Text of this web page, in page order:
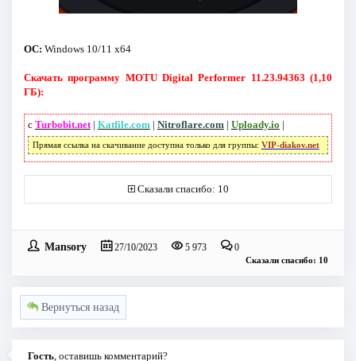
ОС: Windows 10/11 x64
Скачать программу MOTU Digital Performer 11.23.94363 (1,10
ГБ):
с Turbobit.net| Katfile.com| Nitroflare.com| Uploady.io |
Прямая ссылка на скачивание доступна только для группы: VIP-diakov.net
Сказали спасибо: 10
Mansory 27/10/2023 5 973 0
Сказали спасибо: 10
Вернуться назад
Гость, оставишь комментарий?